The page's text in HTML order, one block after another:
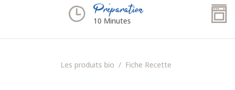
Préparation
10 Minutes
Les produits bio Fiche Recette